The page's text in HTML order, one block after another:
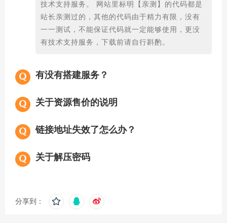
技术支持服务。 网站里标明【亲测】的代码都是
站长亲测过的，其他的代码由于精力有限，没有
一一测试，不能保证代码就一定能够使用，更没
有技术支持服务，下载前请自行斟酌。
有没有搭建服务？
关于资源售价的说明
链接地址失效了怎么办？
关于解压密码
分享到：